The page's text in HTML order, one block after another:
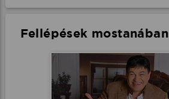
Fellépések mostanában